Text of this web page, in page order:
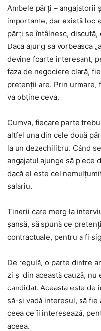
Ambele părți – angajatorii
importante, dar există loc
părți se întâlnesc, discută,
Dacă ajung să vorbească
devine foarte interesant,
faza de negociere clară,
pretenții are. Prin urmare,
va obține ceva.
Cumva, fiecare parte
altfel una din cele două
la un dezechilibru. Când
angajatul ajunge să plece
dacă el este cel
salariu.
Tinerii care merg la
șansă, să spună ce
contractuale, pentru a fi
De regulă, o parte dintre
zi și din această cauză,
candidat. Aceasta este de
să-și vadă interesul, să
ceea ce îi interesează,
aceea.